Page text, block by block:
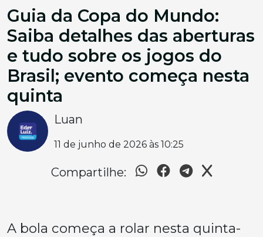
Guia da Copa do Mundo:
Saiba detalhes das aberturas
e tudo sobre os jogos do
Brasil; evento começa nesta
quinta
Luan
11 de junho de 2026 às 10:25
Compartilhe:
A bola começa a rolar nesta quinta-